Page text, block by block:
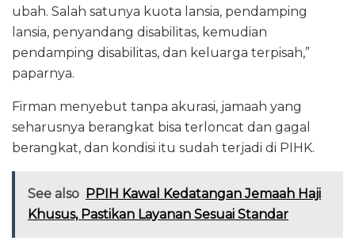
ubah. Salah satunya kuota lansia, pendamping
lansia, penyandang disabilitas, kemudian
pendamping disabilitas, dan keluarga terpisah,”
paparnya.
Firman menyebut tanpa akurasi, jamaah yang
seharusnya berangkat bisa terloncat dan gagal
berangkat, dan kondisi itu sudah terjadi di PIHK.
See also PPIH Kawal Kedatangan Jemaah Haji
Khusus, Pastikan Layanan Sesuai Standar